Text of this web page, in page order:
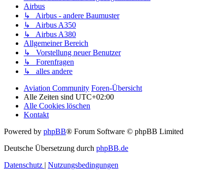
Airbus
↳ Airbus - andere Baumuster
↳ Airbus A350
↳ Airbus A380
Allgemeiner Bereich
↳ Vorstellung neuer Benutzer
↳ Forenfragen
↳ alles andere
Aviation Community Foren-Übersicht
Alle Zeiten sind UTC+02:00
Alle Cookies löschen
Kontakt
Powered by phpBB® Forum Software © phpBB Limited
Deutsche Übersetzung durch phpBB.de
Datenschutz | Nutzungsbedingungen